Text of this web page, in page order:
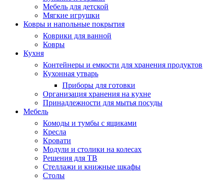
Мебель для детской
Мягкие игрушки
Ковры и напольные покрытия
Коврики для ванной
Ковры
Кухня
Контейнеры и емкости для хранения продуктов
Кухонная утварь
Приборы для готовки
Организация хранения на кухне
Принадлежности для мытья посуды
Мебель
Комоды и тумбы с ящиками
Кресла
Кровати
Модули и столики на колесах
Решения для ТВ
Стеллажи и книжные шкафы
Столы